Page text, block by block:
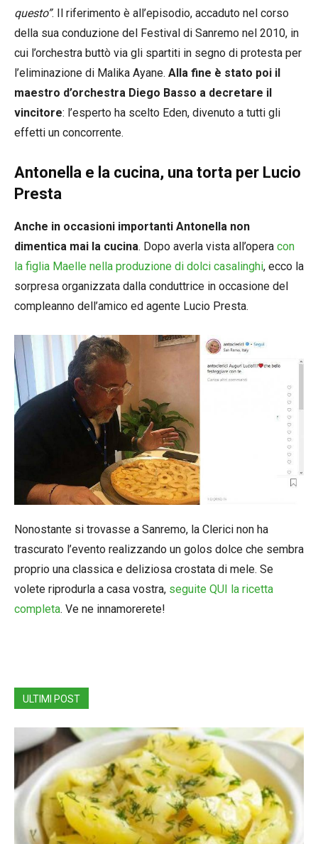
questo”. Il riferimento è all’episodio, accaduto nel corso
della sua conduzione del Festival di Sanremo nel 2010, in
cui l’orchestra buttò via gli spartiti in segno di protesta per
l’eliminazione di Malika Ayane. Alla fine è stato poi il
maestro d’orchestra Diego Basso a decretare il
vincitore: l’esperto ha scelto Eden, divenuto a tutti gli
effetti un concorrente.
Antonella e la cucina, una torta per Lucio
Presta
Anche in occasioni importanti Antonella non
dimentica mai la cucina. Dopo averla vista all’opera con
la figlia Maelle nella produzione di dolci casalinghi, ecco la
sorpresa organizzata dalla conduttrice in occasione del
compleanno dell’amico ed agente Lucio Presta.
Nonostante si trovasse a Sanremo, la Clerici non ha
trascurato l’evento realizzando un golos dolce che sembra
proprio una classica e deliziosa crostata di mele. Se
volete riprodurla a casa vostra, seguite QUI la ricetta
completa. Ve ne innamorerete!
ULTIMI POST